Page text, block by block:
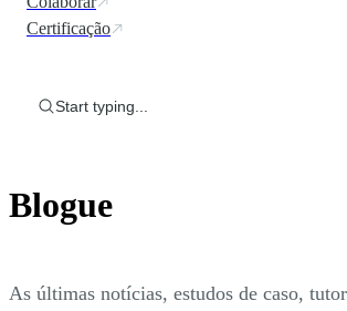
Certificação
Start typing...
Blogue
As últimas notícias, estudos de caso,